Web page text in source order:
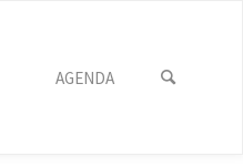
AGENDA